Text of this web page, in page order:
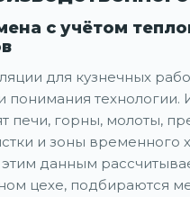
с учётом
для кузнечных
понимания
печи, горны, молоты,
и зоны временного
данным
цехе, подбираются